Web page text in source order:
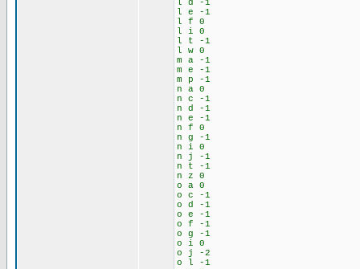
l d -1
l e -1
l f 0
l i 0
l t -1
l w 0
m a -1
m e -1
m p -1
n a 0
n c -1
n d -1
n e -1
n f 0
n g -1
n i 0
n j -1
n t -1
n z 0
o a 0
o c -1
o d -1
o e -1
o f -1
o g -1
o i 0
o j -2
o l -1